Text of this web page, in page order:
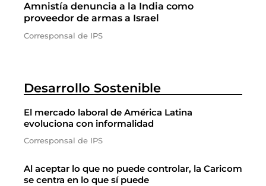
Amnistía denuncia a la India como
proveedor de armas a Israel
Corresponsal de IPS
Desarrollo Sostenible
El mercado laboral de América Latina
evoluciona con informalidad
Corresponsal de IPS
Al aceptar lo que no puede controlar, la Caricom
se centra en lo que sí puede